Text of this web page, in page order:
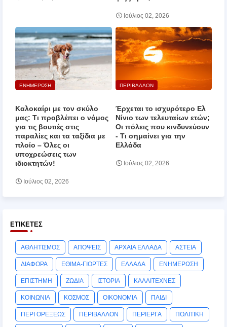
Ιούλιος 02, 2026
ΕΝΗΜΕΡΩΣΗ
Καλοκαίρι με τον σκύλο
μας: Τι προβλέπει ο νόμος
για τις βουτιές στις
παραλίες και τα ταξίδια με
πλοίο – Όλες οι
υποχρεώσεις των
ιδιοκτητών!
Ιούλιος 02, 2026
ΠΕΡΙΒΑΛΛΟΝ
Έρχεται το ισχυρότερο Ελ
Νίνιο των τελευταίων ετών;
Οι πόλεις που κινδυνεύουν
‑ Τι σημαίνει για την
Ελλάδα
Ιούλιος 02, 2026
ΕΤΙΚΈΤΕΣ
ΑΘΛΗΤΙΣΜΟΣ ΑΠΟΨΕΙΣ ΑΡΧΑΙΑ ΕΛΛΑΔΑ ΑΣΤΕΙΑ
ΔΙΑΦΟΡΑ ΕΘΙΜΑ-ΓΙΟΡΤΕΣ ΕΛΛΑΔΑ ΕΝΗΜΕΡΩΣΗ
ΕΠΙΣΤΗΜΗ ΖΩΔΙΑ ΙΣΤΟΡΙΑ ΚΑΛΛΙΤΕΧΝΕΣ
ΚΟΙΝΩΝΙΑ ΚΟΣΜΟΣ ΟΙΚΟΝΟΜΙΑ ΠΑΙΔΙ
ΠΕΡΙ ΟΡΕΞΕΩΣ ΠΕΡΙΒΑΛΛΟΝ ΠΕΡΙΕΡΓΑ ΠΟΛΙΤΙΚΗ